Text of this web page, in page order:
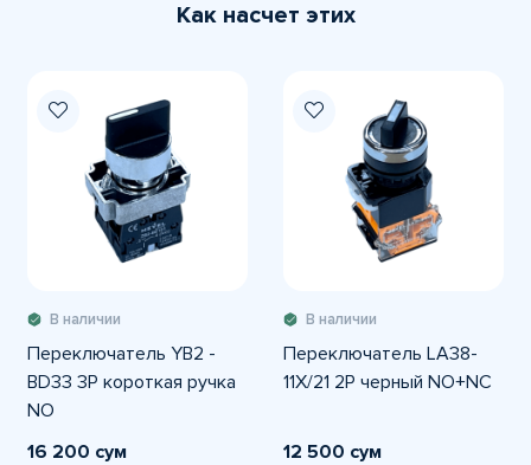
Как насчет этих
В наличии
Переключатель YB2 -
BD33 3P короткая ручка
NO
16 200 сум
В наличии
Переключатель LA38-
11X/21 2P черный NO+NC
12 500 сум